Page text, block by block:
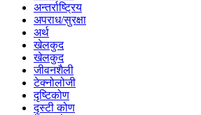
अन्तर्राष्ट्रिय
अपराध/सुरक्षा
अर्थ
खेलकुद
खेलकुद
जीवनशैली
टेक्नोलोजी
दृष्टिकोण
दृस्टी कोण